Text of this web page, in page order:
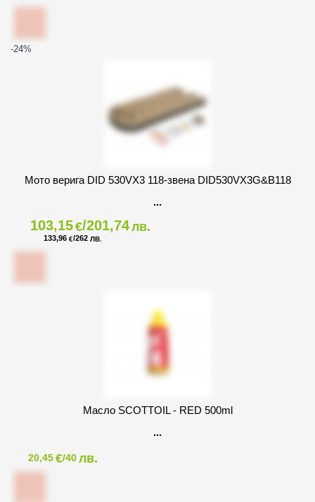
-24%
Мото верига DID 530VX3 118-звена DID530VX3G&B118
103,15€/201,74лв.
133,96 €/262 ЛВ.
Масло SCOTTOIL - RED 500ml
20,45€/40лв.